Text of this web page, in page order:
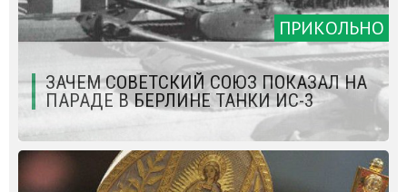
ПРИКОЛЬНО
ЗАЧЕМ СОВЕТСКИЙ СОЮЗ ПОКАЗАЛ НА
ПАРАДЕ В БЕРЛИНЕ ТАНКИ ИС-3